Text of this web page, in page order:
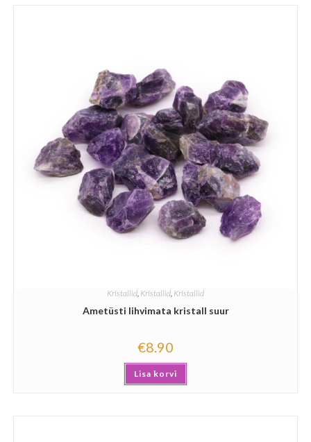
Kristallid Kristallid Kristallid
Ametüsti lihvimata kristall suur
€8.90
Lisa korvi